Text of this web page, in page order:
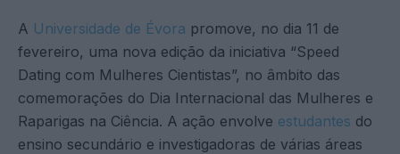
A Universidade de Évora promove, no dia 11 de
fevereiro, uma nova edição da iniciativa “Speed
Dating com Mulheres Cientistas”, no âmbito das
comemorações do Dia Internacional das Mulheres e
Raparigas na Ciência. A ação envolve estudantes do
ensino secundário e investigadoras de várias áreas